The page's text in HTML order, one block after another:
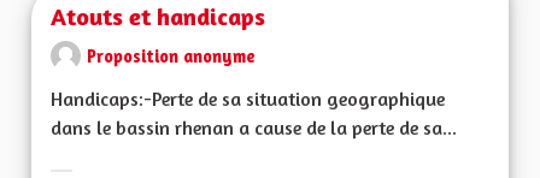
Atouts et handicaps
Proposition anonyme
Handicaps:-Perte de sa situation geographique
dans le bassin rhenan a cause de la perte de sa...